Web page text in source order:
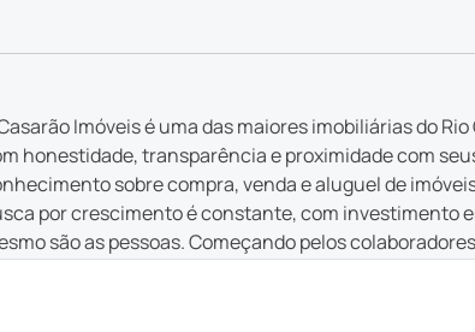
Imóveis é uma das maiores imobiliárias do
honestidade, transparência e proximidade com
sobre compra, venda e aluguel de
por crescimento é constante, com investimento
são as pessoas. Começando pelos